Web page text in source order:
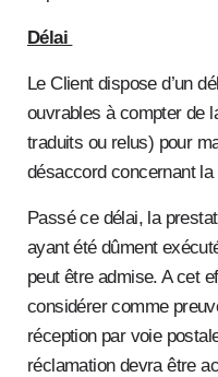
Délai
Le Client dispose d’un
ouvrables à compter de
traduits ou relus) pour
désaccord concernant
Passé ce délai, la
ayant été dûment
peut être admise. A cet
considérer comme
réception par voie
réclamation devra être